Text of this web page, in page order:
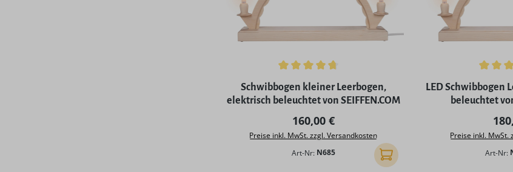
Durchschnittliche Bewertung von 4.75 von 5 Sternen
Schwibbogen kleiner Leerbogen,
elektrisch beleuchtet von SEIFFEN.COM
Regulärer Preis:
160,00 €
Preise inkl. MwSt. zzgl. Versandkosten
Art-Nr: N685 In den Warenkorb
Durchschnittliche
LED Schwibbogen
beleuchtet
Preise inkl. MwSt.
Art-Nr: